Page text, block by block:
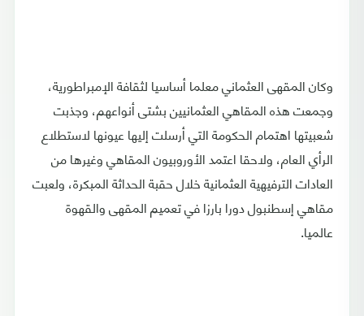
وكان المقهى العثماني معلما أساسيا لثقافة الإمبراطورية،
وجمعت هذه المقاهي العثمانيين بشتى أنواعهم، وجذبت
شعبيتها اهتمام الحكومة التي أرسلت إليها عيونها لاستطلاع
الرأي العام، ولاحقا اعتمد الأوروبيون المقاهي وغيرها من
العادات الترفيهية العثمانية خلال حقبة الحداثة المبكرة، ولعبت
مقاهي إسطنبول دورا بارزا في تعميم المقهى والقهوة
عالميا.